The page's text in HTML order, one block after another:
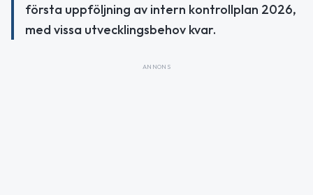
första uppföljning av intern kontrollplan 2026,
med vissa utvecklingsbehov kvar.
ANNONS